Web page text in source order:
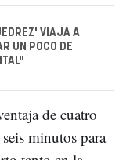
VIAJA A
UN POCO DE
de cuatro
minutos para